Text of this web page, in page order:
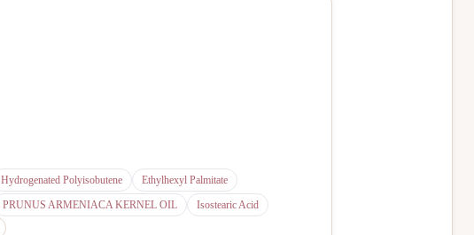
Hydrogenated Polyisobutene
Ethylhexyl Palmitate
PRUNUS ARMENIACA KERNEL OIL
Isostearic Acid